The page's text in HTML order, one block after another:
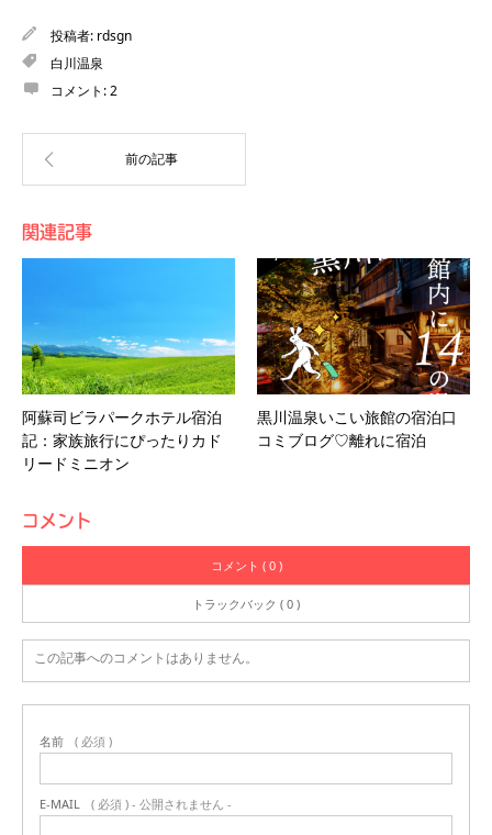
投稿者: rdsgn
白川温泉
コメント:2
関連記事
阿蘇司ビラパークホテル宿泊
記：家族旅行にぴったりカド
リードミニオン
黒川温泉いこい旅館の宿泊口
コミブログ♡離れに宿泊
コメント
コメント ( 0 )
トラックバック ( 0 )
この記事へのコメントはありません。
名前 ( 必須 )
E-MAIL ( 必須 ) - 公開されません -